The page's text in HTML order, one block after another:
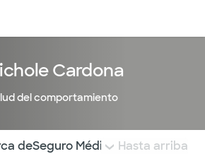
Cardona
del comportamiento
para saltar rápidamente a
deSeguro Médico COMENTARIOS
Hasta arriba